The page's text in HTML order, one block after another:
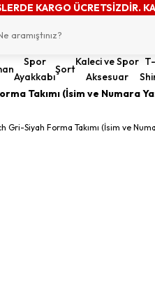
KARGO ÜCRETSİZDİR.
Spor
Ayakkabı
Şort
Kaleci ve Spor
Aksesuar
T-
Takımı (İsim ve Numara